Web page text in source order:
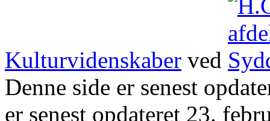
Kulturvidenskaber ved
Denne side er senest
er senest opdateret 23.